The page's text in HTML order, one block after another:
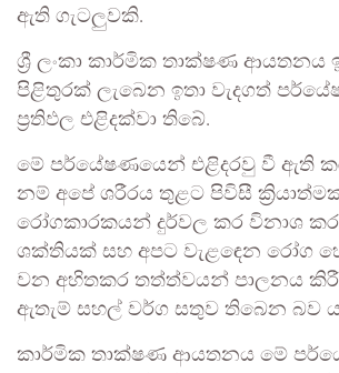
ඇති ගැටලුවකි.
ශ්‍රී ලංකා කාර්මික තාක්ෂණ ආයතනය
පිළිතුරක් ලැබෙන ඉතා වැදගත්
ප්‍රතිඵල එළිදක්වා තිබේ.
මේ පර්යේෂණයෙන් එළිදරවු වී ඇති
නම් අපේ ශරීරය තුළට පිවිසී
රෝගකාරකයන් දුර්වල කර විනාශ
ශක්තියක් සහ අපට වැළඳෙන රෝග
වන අහිතකර තත්ත්වයන් පාලනය
ඇතැම් සහල් වර්ග සතුව තිබෙන බව
කාර්මික තාක්ෂණ ආයතනය මේ